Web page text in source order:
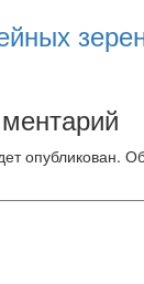
опубликован.